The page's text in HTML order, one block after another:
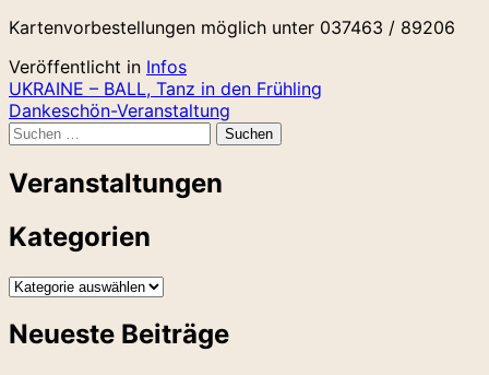
Kartenvorbestellungen möglich unter 037463 / 89206
Veröffentlicht in Infos
Beitragsnavigation
UKRAINE – BALL, Tanz in den Frühling
Dankeschön-Veranstaltung
Suchen
nach:
Veranstaltungen
Kategorien
Kategorien
Neueste Beiträge